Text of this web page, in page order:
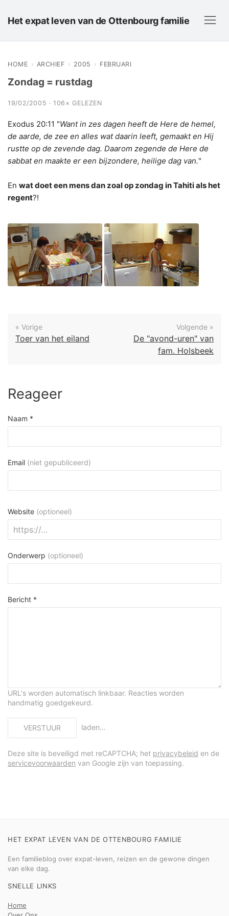
Het expat leven van de Ottenbourg familie
HOME › ARCHIEF › 2005 › FEBRUARI
Zondag = rustdag
19/02/2005 · 106× GELEZEN
Exodus 20:11 "Want in zes dagen heeft de Here de hemel,
de aarde, de zee en alles wat daarin leeft, gemaakt en Hij
rustte op de zevende dag. Daarom zegende de Here de
sabbat en maakte er een bijzondere, heilige dag van."
En wat doet een mens dan zoal op zondag in Tahiti als het
regent?!
« Vorige
Toer van het eiland
Volgende »
De "avond-uren" van
fam. Holsbeek
Reageer
Naam *
Email (niet gepubliceerd)
Website (optioneel)
Onderwerp (optioneel)
Bericht *
URL's worden automatisch linkbaar. Reacties worden
handmatig goedgekeurd.
VERSTUUR laden…
Deze site is beveiligd met reCAPTCHA; het privacybeleid en de
servicevoorwaarden van Google zijn van toepassing.
HET EXPAT LEVEN VAN DE OTTENBOURG FAMILIE
Een familieblog over expat-leven, reizen en de gewone dingen
van elke dag.
SNELLE LINKS
Home